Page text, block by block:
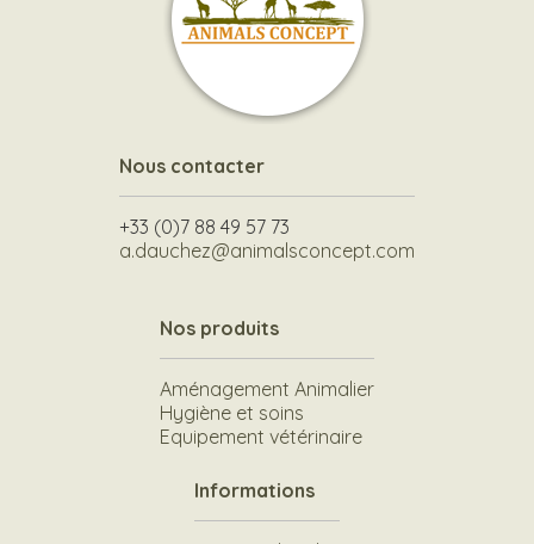
Nous contacter
+33 (0)7 88 49 57 73
a.dauchez@animalsconcept.com
Nos produits
Aménagement Animalier
Hygiène et soins
Equipement vétérinaire
Informations